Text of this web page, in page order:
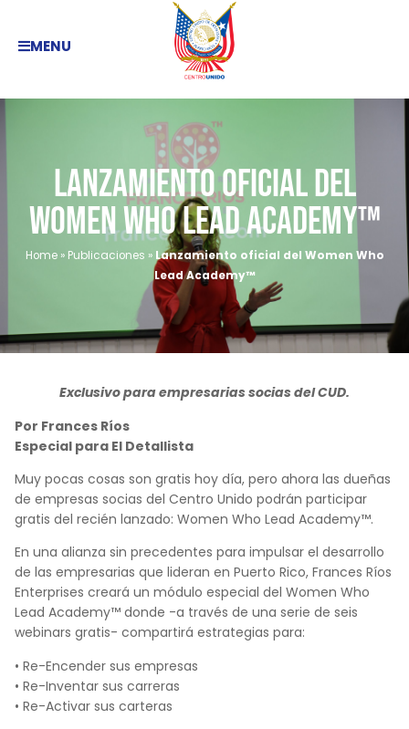
MENU
Lanzamiento oficial del
Women Who Lead Academy™
Home» Publicaciones » Lanzamiento oficial del Women Who
Lead Academy™
Exclusivo para empresarias socias del CUD.
Por Frances Ríos
Especial para El Detallista
Muy pocas cosas son gratis hoy día, pero ahora las dueñas
de empresas socias del Centro Unido podrán participar
gratis del recién lanzado: Women Who Lead Academy™.
En una alianza sin precedentes para impulsar el desarrollo
de las empresarias que lideran en Puerto Rico, Frances Ríos
Enterprises creará un módulo especial del Women Who
Lead Academy™ donde -a través de una serie de seis
webinars gratis- compartirá estrategias para:
• Re-Encender sus empresas
• Re-Inventar sus carreras
• Re-Activar sus carteras